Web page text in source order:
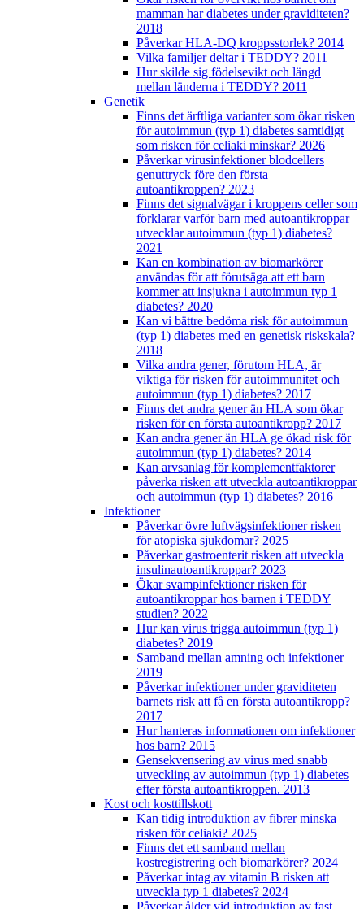
mamman har diabetes under graviditeten?
2018
Påverkar HLA-DQ kroppsstorlek? 2014
Vilka familjer deltar i TEDDY? 2011
Hur skilde sig födelsevikt och längd
mellan länderna i TEDDY? 2011
Genetik
Finns det ärftliga varianter som ökar risken
för autoimmun (typ 1) diabetes samtidigt
som risken för celiaki minskar? 2026
Påverkar virusinfektioner blodcellers
genuttryck före den första
autoantikroppen? 2023
Finns det signalvägar i kroppens celler som
förklarar varför barn med autoantikroppar
utvecklar autoimmun (typ 1) diabetes?
2021
Kan en kombination av biomarkörer
användas för att förutsäga att ett barn
kommer att insjukna i autoimmun typ 1
diabetes? 2020
Kan vi bättre bedöma risk för autoimmun
(typ 1) diabetes med en genetisk riskskala?
2018
Vilka andra gener, förutom HLA, är
viktiga för risken för autoimmunitet och
autoimmun (typ 1) diabetes? 2017
Finns det andra gener än HLA som ökar
risken för en första autoantikropp? 2017
Kan andra gener än HLA ge ökad risk för
autoimmun (typ 1) diabetes? 2014
Kan arvsanlag för komplementfaktorer
påverka risken att utveckla autoantikroppar
och autoimmun (typ 1) diabetes? 2016
Infektioner
Påverkar övre luftvägsinfektioner risken
för atopiska sjukdomar? 2025
Påverkar gastroenterit risken att utveckla
insulinautoantikroppar? 2023
Ökar svampinfektioner risken för
autoantikroppar hos barnen i TEDDY
studien? 2022
Hur kan virus trigga autoimmun (typ 1)
diabetes? 2019
Samband mellan amning och infektioner
2019
Påverkar infektioner under graviditeten
barnets risk att få en första autoantikropp?
2017
Hur hanteras informationen om infektioner
hos barn? 2015
Gensekvensering av virus med snabb
utveckling av autoimmun (typ 1) diabetes
efter första autoantikroppen. 2013
Kost och kosttillskott
Kan tidig introduktion av fibrer minska
risken för celiaki? 2025
Finns det ett samband mellan
kostregistrering och biomarkörer? 2024
Påverkar intag av vitamin B risken att
utveckla typ 1 diabetes? 2024